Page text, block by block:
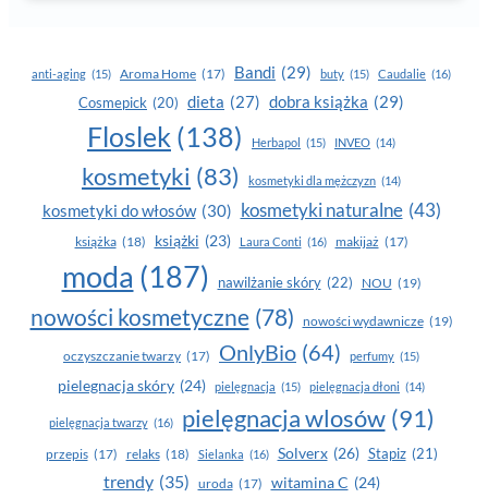
anti-aging (15) Aroma Home (17) Bandi (29) buty (15) Caudalie (16)
Cosmepick (20) dieta (27) dobra książka (29)
Floslek (138) Herbapol (15) INVEO (14)
kosmetyki (83) kosmetyki dla mężczyzn (14)
kosmetyki do włosów (30) kosmetyki naturalne (43)
książka (18) książki (23) Laura Conti (16) makijaż (17)
moda (187) nawilżanie skóry (22) NOU (19)
nowości kosmetyczne (78) nowości wydawnicze (19)
oczyszczanie twarzy (17) OnlyBio (64) perfumy (15)
pielegnacja skóry (24) pielęgnacja (15) pielęgnacja dłoni (14)
pielęgnacja twarzy (16) pielęgnacja wlosów (91)
przepis (17) relaks (18) Sielanka (16) Solverx (26) Stapiz (21)
trendy (35) uroda (17) witamina C (24)